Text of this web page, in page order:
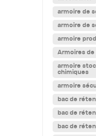
armoire de
armoire de
armoire
Armoires
armoire
chimiques
armoire
bac de
bac de
bac de